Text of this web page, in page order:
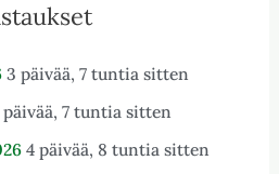
3 päivää, 7 tuntia sitten
päivää, 7 tuntia sitten
4 päivää, 8 tuntia sitten